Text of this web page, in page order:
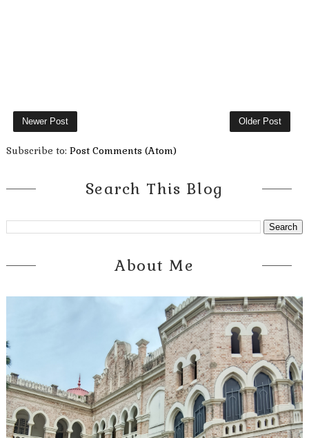
Newer Post Older Post
Subscribe to: Post Comments (Atom)
Search This Blog
About Me